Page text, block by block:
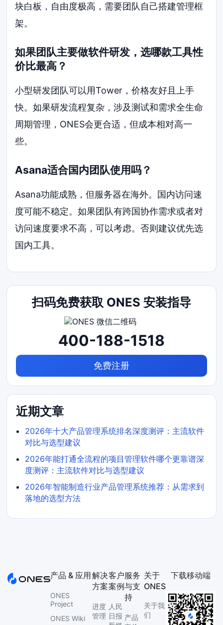
块白板，自由度极高，需要团队自己搭建管理框
架。
如果团队主要做软件研发，选哪款工具性
价比最高？
小型研发团队可以用Tower，价格友好且上手
快。如果研发流程复杂，涉及测试和需求全生命
周期管理，ONES会更合适，但成本相对高一
些。
Asana适合国内团队使用吗？
Asana功能成熟，但服务器在海外。国内访问速
度可能不稳定。如果团队有跨国协作需求或者对
访问速度要求不高，可以考虑。否则建议优先选
国内工具。
扫码免费获取 ONES 安装指导
400-188-1518
免费注册
近期文章
2026年十大产品管理系统排名深度测评：主流软件
对比与选型建议
2026年能打通全流程的项目管理软件哪个更靠谱深
度测评：主流软件对比与选型建议
2026年智能制造行业产品管理系统推荐：从需求到
落地的选型方法
产品 & 应用
ONES
Project
ONES Wiki
解决
方案
进度
管理
客户
案例
人民
日报
服务
与支
持
产品
关于
ONES
关于我
们
下载移动端